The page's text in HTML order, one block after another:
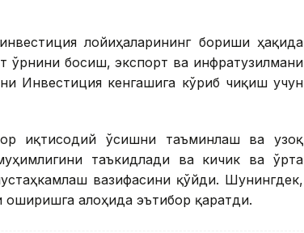
лойиҳаларининг бориши ҳақида
ўрнини босиш, экспорт ва инфратузилмани
Инвестиция кенгашига кўриб чиқиш учун
иқтисодий ўсишни таъминлаш ва узоқ
таъкидлади ва кичик ва ўрта
вазифасини қўйди. Шунингдек,
алоҳида эътибор қаратди.